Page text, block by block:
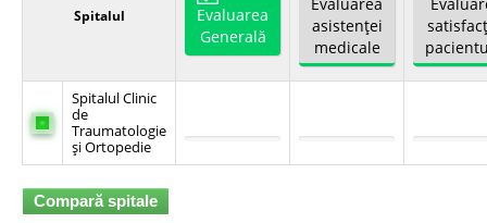
Școala E-Sănătate
SanoTeca
Spitalul
Evaluarea
Generală
asistenţei
medicale
Spitalul Clinic
de
Traumatologie
şi Ortopedie
Compară spitale